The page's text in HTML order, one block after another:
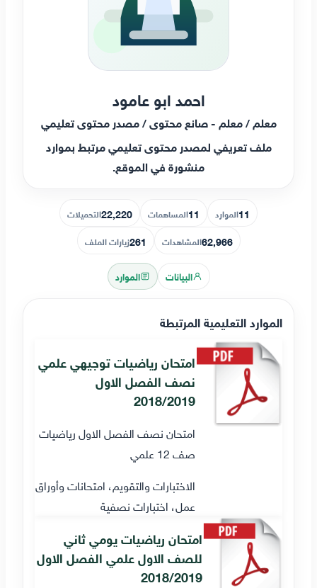
احمد ابو عامود
معلم / معلم - صانع محتوى / مصدر محتوى تعليمي
ملف تعريفي لمصدر محتوى تعليمي مرتبط بموارد
منشورة في الموقع.
11الموارد 11المساهمات 22,220التحميلات
62,966المشاهدات 261زيارات الملف
البيانات الموارد
الموارد التعليمية المرتبطة
امتحان رياضيات توجيهي علمي
نصف الفصل الاول
2018/2019
امتحان نصف الفصل الاول رياضيات
صف 12 علمي
الاختبارات والتقويم، امتحانات وأوراق
عمل، اختبارات نصفية
امتحان رياضيات يومي ثاني
للصف الاول علمي الفصل الاول
2018/2019